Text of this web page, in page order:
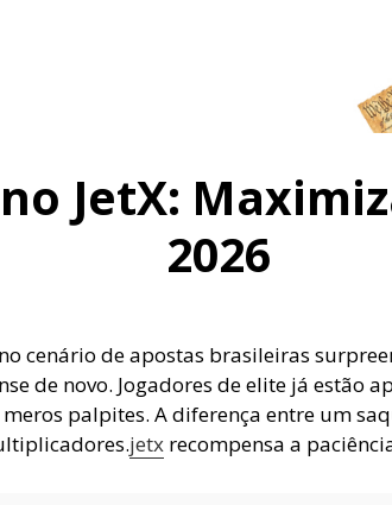
JetX:
2026
cenário de apostas brasileiras
de novo. Jogadores de elite já
palpites. A diferença entre um
jetx recompensa a